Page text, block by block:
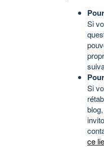
Si
Si
ce